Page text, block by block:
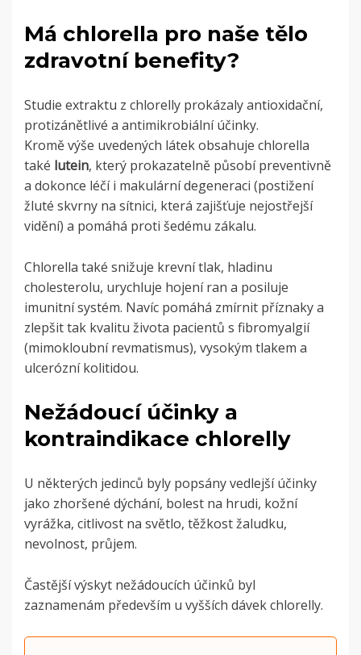
Má chlorella pro naše tělo
zdravotní benefity?
Studie extraktu z chlorelly prokázaly antioxidační,
protizánětlivé a antimikrobiální účinky.
Kromě výše uvedených látek obsahuje chlorella
také lutein, který prokazatelně působí preventivně
a dokonce léčí i makulární degeneraci (postižení
žluté skvrny na sítnici, která zajišťuje nejostřejší
vidění) a pomáhá proti šedému zákalu.
Chlorella také snižuje krevní tlak, hladinu
cholesterolu, urychluje hojení ran a posiluje
imunitní systém. Navíc pomáhá zmírnit příznaky a
zlepšit tak kvalitu života pacientů s fibromyalgií
(mimokloubní revmatismus), vysokým tlakem a
ulcerózní kolitidou.
Nežádoucí účinky a
kontraindikace chlorelly
U některých jedinců byly popsány vedlejší účinky
jako zhoršené dýchání, bolest na hrudi, kožní
vyrážka, citlivost na světlo, těžkost žaludku,
nevolnost, průjem.
Častější výskyt nežádoucích účinků byl
zaznamenám především u vyšších dávek chlorelly.